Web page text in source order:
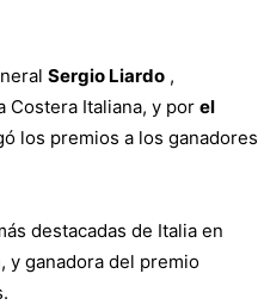
Sergio Liardo ,
Costera Italiana, y por el
los premios a los ganadores
destacadas de Italia en
y ganadora del premio